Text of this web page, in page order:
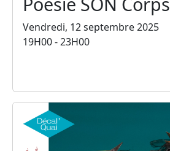
Vendredi, 12 septembre 2025
19H00 - 23H00